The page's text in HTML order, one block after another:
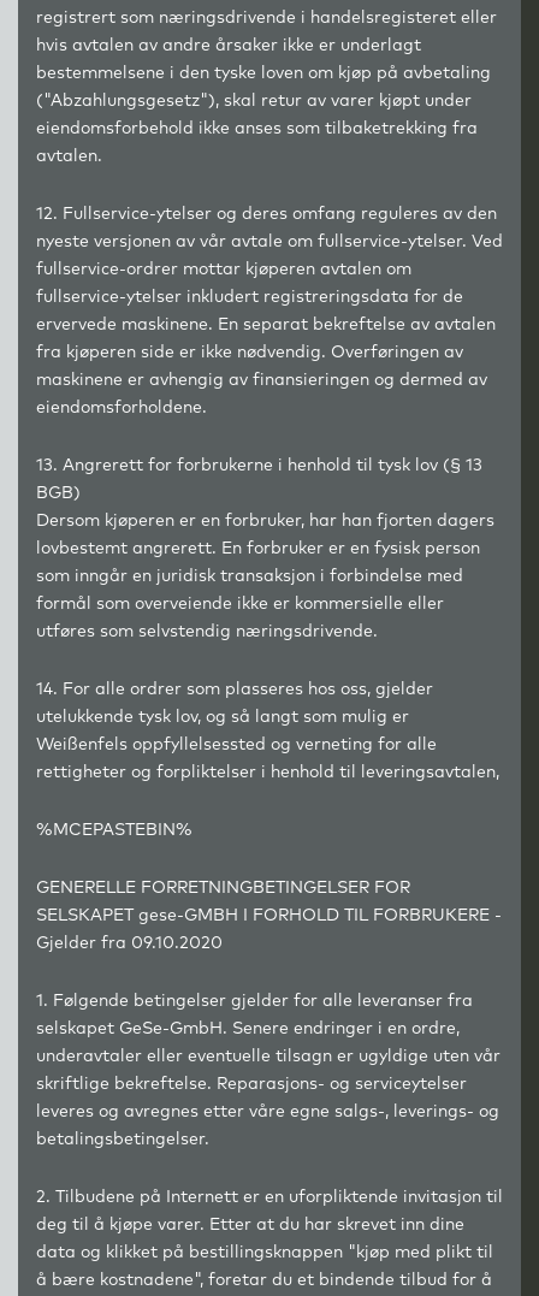
registrert som næringsdrivende i handelsregisteret eller
hvis avtalen av andre årsaker ikke er underlagt
bestemmelsene i den tyske loven om kjøp på avbetaling
("Abzahlungsgesetz"), skal retur av varer kjøpt under
eiendomsforbehold ikke anses som tilbaketrekking fra
avtalen.
12. Fullservice-ytelser og deres omfang reguleres av den
nyeste versjonen av vår avtale om fullservice-ytelser. Ved
fullservice-ordrer mottar kjøperen avtalen om
fullservice-ytelser inkludert registreringsdata for de
ervervede maskinene. En separat bekreftelse av avtalen
fra kjøperen side er ikke nødvendig. Overføringen av
maskinene er avhengig av finansieringen og dermed av
eiendomsforholdene.
13. Angrerett for forbrukerne i henhold til tysk lov (§ 13
BGB)
Dersom kjøperen er en forbruker, har han fjorten dagers
lovbestemt angrerett. En forbruker er en fysisk person
som inngår en juridisk transaksjon i forbindelse med
formål som overveiende ikke er kommersielle eller
utføres som selvstendig næringsdrivende.
14. For alle ordrer som plasseres hos oss, gjelder
utelukkende tysk lov, og så langt som mulig er
Weißenfels oppfyllelsessted og verneting for alle
rettigheter og forpliktelser i henhold til leveringsavtalen,
%MCEPASTEBIN%
GENERELLE FORRETNINGBETINGELSER FOR
SELSKAPET gese-GMBH I FORHOLD TIL FORBRUKERE -
Gjelder fra 09.10.2020
1. Følgende betingelser gjelder for alle leveranser fra
selskapet GeSe-GmbH. Senere endringer i en ordre,
underavtaler eller eventuelle tilsagn er ugyldige uten vår
skriftlige bekreftelse. Reparasjons- og serviceytelser
leveres og avregnes etter våre egne salgs-, leverings- og
betalingsbetingelser.
2. Tilbudene på Internett er en uforpliktende invitasjon til
deg til å kjøpe varer. Etter at du har skrevet inn dine
data og klikket på bestillingsknappen "kjøp med plikt til
å bære kostnadene", foretar du et bindende tilbud for å